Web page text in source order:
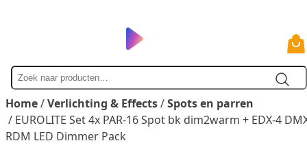
Zoek
naar
Home/Verlichting & Effects/Spots en parren
/ EUROLITE Set 4x PAR-16 Spot bk dim2warm + EDX-4
RDM LED Dimmer Pack